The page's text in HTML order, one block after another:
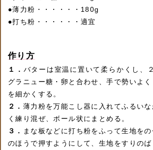
●薄力粉・・・・・・180g
●打ち粉・・・・・・適宜
作り方
１． バターは室温に置いて柔らかくし、
グラニュー糖・卵と合わせ、手で勢いよ
を細かくする。
２． 薄力粉を万能こし器に入れてふるい
く練り混ぜ、ボール状にまとめる。
３． まな板などに打ち粉をふって生地を
のほうで押すようにして、生地をすりの